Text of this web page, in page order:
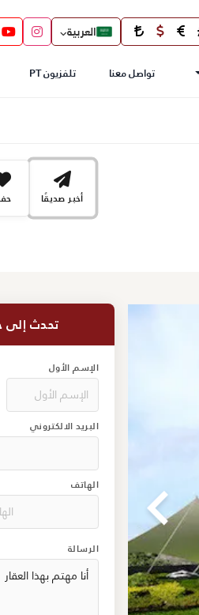
العربية
تواصل معنا تلفزيون PT
أخبر صديقًا
تحدث إلى
الإسم الأول
البريد الالكتروني
الهاتف
الرسالة